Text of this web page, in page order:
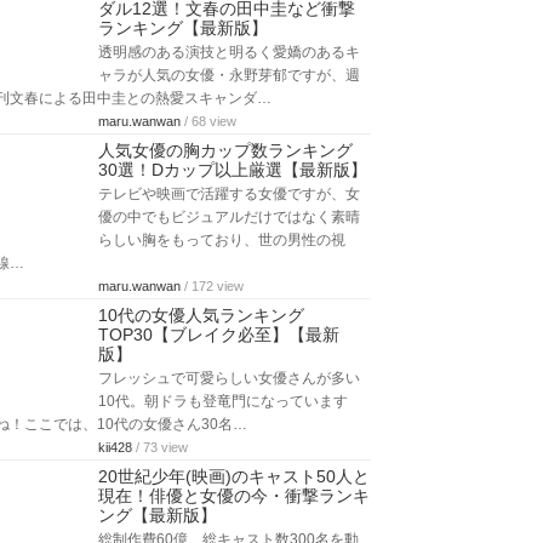
ダル12選！文春の田中圭など衝撃
ランキング【最新版】
透明感のある演技と明るく愛嬌のあるキ
ャラが人気の女優・永野芽郁ですが、週
文春による田中圭との熱愛スキャンダ…
maru.wanwan / 68 view
人気女優の胸カップ数ランキング
30選！Dカップ以上厳選【最新版】
テレビや映画で活躍する女優ですが、女
優の中でもビジュアルだけではなく素晴
らしい胸をもっており、世の男性の視
…
maru.wanwan / 172 view
10代の女優人気ランキング
TOP30【ブレイク必至】【最新
版】
フレッシュで可愛らしい女優さんが多い
10代。朝ドラも登竜門になっています
！ここでは、10代の女優さん30名…
kii428 / 73 view
20世紀少年(映画)のキャスト50人と
現在！俳優と女優の今・衝撃ランキ
ング【最新版】
総制作費60億、総キャスト数300名を動